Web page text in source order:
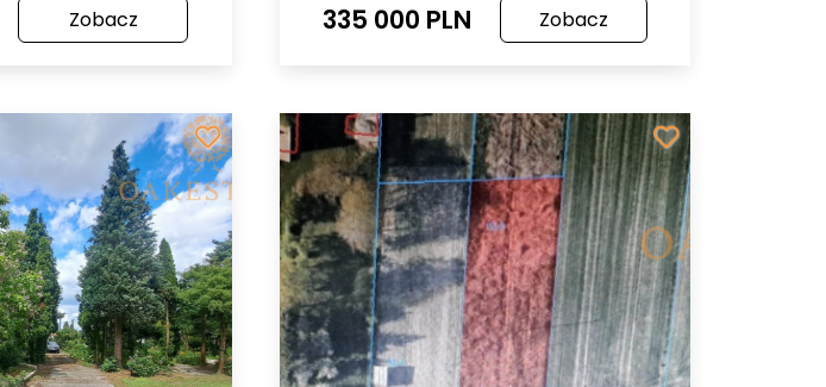
Zobacz 335 000 PLN Zobacz